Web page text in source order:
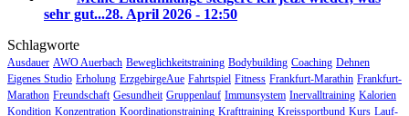
sehr gut...28. April 2026 - 12:50
Schlagworte
Ausdauer AWO Auerbach Beweglichkeitstraining Bodybuilding Coaching Dehnen
Eigenes Studio Erholung ErzgebirgeAue Fahrtspiel Fitness Frankfurt-Marathin Frankfurt-
Marathon Freundschaft Gesundheit Gruppenlauf Immunsystem Inervalltraining Kalorien
Kondition Konzentration Koordinationstraining Krafttraining Kreissportbund Kurs Lauf-